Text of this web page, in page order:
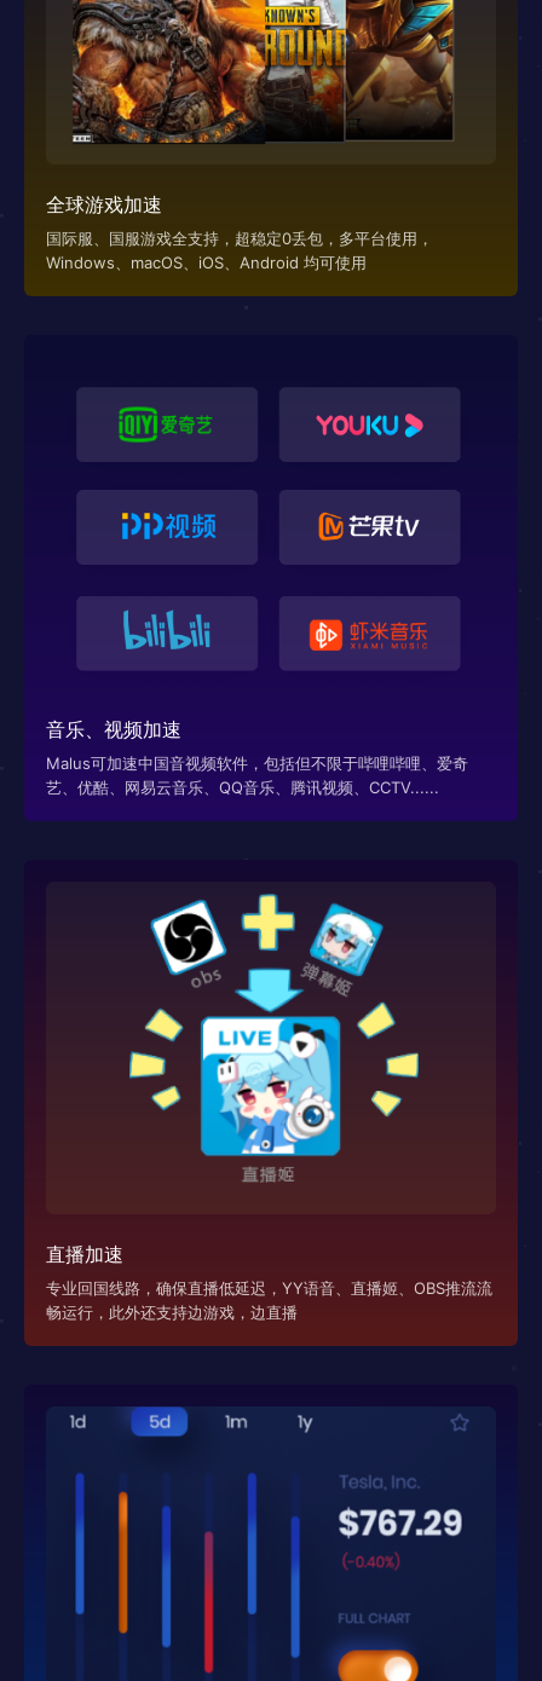
全球游戏加速
国际服、国服游戏全支持，超稳定0丢包，多平台使用，
Windows、macOS、iOS、Android 均可使用
音乐、视频加速
Malus可加速中国音视频软件，包括但不限于哔哩哔哩、爱奇
艺、优酷、网易云音乐、QQ音乐、腾讯视频、CCTV......
直播加速
专业回国线路，确保直播低延迟，YY语音、直播姬、OBS推流流
畅运行，此外还支持边游戏，边直播